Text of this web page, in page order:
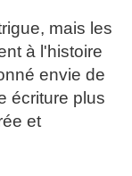
mais les
à l'histoire
envie de
écriture plus
et